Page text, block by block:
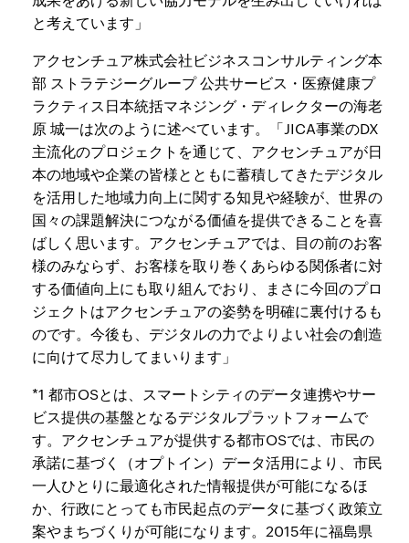
と考えています」
アクセンチュア株式会社ビジネスコンサルティング本
部 ストラテジーグループ 公共サービス・医療健康プ
ラクティス日本統括マネジング・ディレクターの海老
原 城一は次のように述べています。「JICA事業のDX
主流化のプロジェクトを通じて、アクセンチュアが日
本の地域や企業の皆様とともに蓄積してきたデジタル
を活用した地域力向上に関する知見や経験が、世界の
国々の課題解決につながる価値を提供できることを喜
ばしく思います。アクセンチュアでは、目の前のお客
様のみならず、お客様を取り巻くあらゆる関係者に対
する価値向上にも取り組んでおり、まさに今回のプロ
ジェクトはアクセンチュアの姿勢を明確に裏付けるも
のです。今後も、デジタルの力でよりよい社会の創造
に向けて尽力してまいります」
*1 都市OSとは、スマートシティのデータ連携やサー
ビス提供の基盤となるデジタルプラットフォームで
す。アクセンチュアが提供する都市OSでは、市民の
承諾に基づく（オプトイン）データ活用により、市民
一人ひとりに最適化された情報提供が可能になるほ
か、行政にとっても市民起点のデータに基づく政策立
案やまちづくりが可能になります。2015年に福島県